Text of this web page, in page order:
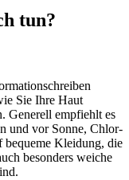
tun?
Sie Ihre Haut
Generell empfiehlt es
und vor Sonne, Chlor-
bequeme Kleidung, die
besonders weiche